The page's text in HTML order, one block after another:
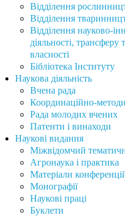
Відділення
Відділення
Відділення науково-
діяльності, трансферу
власності
Бібліотека Інституту
Наукова діяльність
Вчена рада
Координаційно-
Рада молодих вчених
Патенти і винаходи
Наукові видання
Міжвідомчий
Агронаука і практика
Матеріали
Монографії
Наукові праці
Буклети